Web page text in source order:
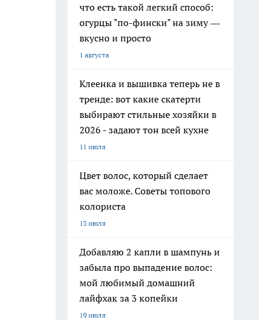
что есть такой легкий способ:
огурцы "по-фински" на зиму —
вкусно и просто
1 августа
Клеенка и вышивка теперь не в
тренде: вот какие скатерти
выбирают стильные хозяйки в
2026 - задают тон всей кухне
11 июля
Цвет волос, который сделает
вас моложе. Советы топового
колориста
13 июля
Добавляю 2 капли в шампунь и
забыла про выпадение волос:
мой любимый домашний
лайфхак за 3 копейки
19 июля